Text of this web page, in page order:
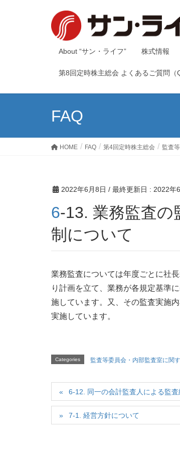
About “サン・ライフ” 株式情報
第8回定時株主総会 よくあるご質問（
FAQ
HOME FAQ 第4回定時株主総会 監査
2022年6月8日 / 最終更新日 : 2022年
6-13. 業務監査の監査方針と監査体
制について
業務監査については年度ごとに社
り計画を立て、業務が各規定基準
施しています。又、その監査実施
実施しています。
Categories 監査等委員会・内部監査室に関
6-12. 同一の会計監査人による監
7-1. 経営方針について